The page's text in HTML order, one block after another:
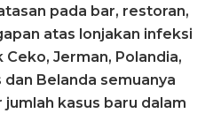
pada bar, restoran,
atas lonjakan infeksi
Jerman, Polandia,
dan Belanda semuanya
kasus baru dalam